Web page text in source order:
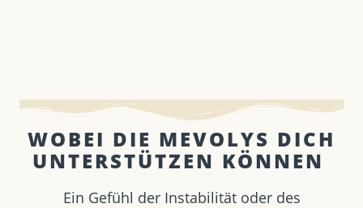
WOBEI DIE MEVOLYS DICH
UNTERSTÜTZEN KÖNNEN ​
Ein Gefühl der Instabilität oder des